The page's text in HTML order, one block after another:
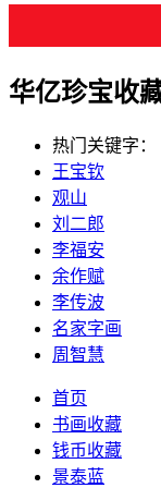
华亿珍宝收
热门关键字：
王宝钦
观山
刘二郎
李福安
余作赋
李传波
名家字画
周智慧
首页
书画收藏
钱币收藏
景泰蓝